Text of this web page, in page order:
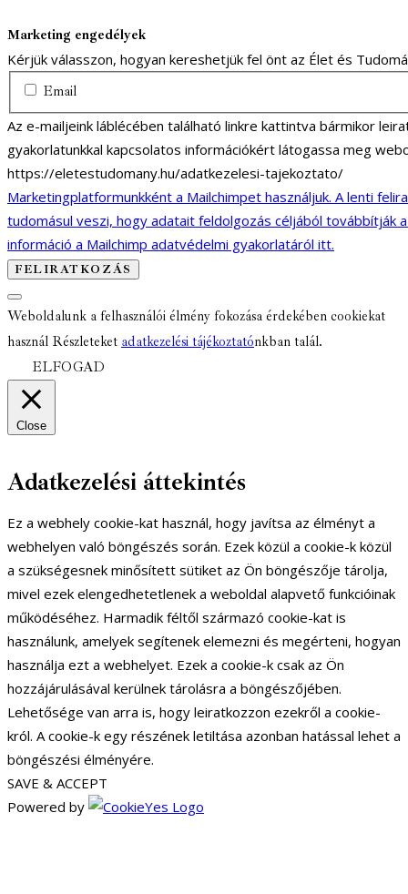
Marketing engedélyek
Kérjük válasszon, hogyan kereshetjük fel önt az Élet és
Email
Az e-mailjeink láblécében található linkre kattintva bármikor
gyakorlatunkkal kapcsolatos információkért látogassa meg
https://eletestudomany.hu/adatkezelesi-tajekoztato/
Marketingplatformunkként a Mailchimpet használjuk. A lenti
tudomásul veszi, hogy adatait feldolgozás céljából továbbítják
információ a Mailchimp adatvédelmi gyakorlatáról itt.
Weboldalunk a felhasználói élmény fokozása érdekében cookiekat
használ Részleteket adatkezelési tájékoztatónkban talál.
ELFOGAD
Close
Adatkezelési áttekintés
Ez a webhely cookie-kat használ, hogy javítsa az élményt a
webhelyen való böngészés során. Ezek közül a cookie-k közül
a szükségesnek minősített sütiket az Ön böngészője tárolja,
mivel ezek elengedhetetlenek a weboldal alapvető funkcióinak
működéséhez. Harmadik féltől származó cookie-kat is
használunk, amelyek segítenek elemezni és megérteni, hogyan
használja ezt a webhelyet. Ezek a cookie-k csak az Ön
hozzájárulásával kerülnek tárolásra a böngészőjében.
Lehetősége van arra is, hogy leiratkozzon ezekről a cookie-
król. A cookie-k egy részének letiltása azonban hatással lehet a
böngészési élményére.
SAVE & ACCEPT
Powered by